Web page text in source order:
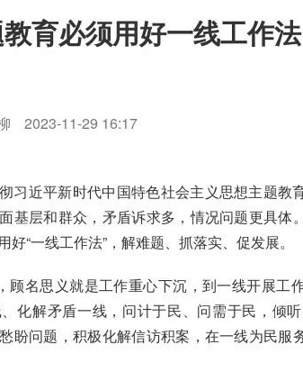
育必须用好一线工作法
2023-11-29 16:17
习近平新时代中国特色社会主义思想主题教
基层和群众，矛盾诉求多，情况问题更具体
好“一线工作法”，解难题、抓落实、促发展。
名思义就是工作重心下沉，到一线开展工
化解矛盾一线，问计于民、问需于民，倾
盼问题，积极化解信访积案，在一线为民服